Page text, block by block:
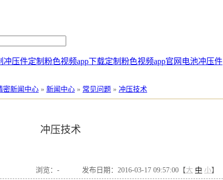
冲压件定制 粉色视频app下载定制 粉色视频app官网电池冲压件
密新闻中心 » 新闻中心 » 常见问题 » 冲压技术
冲压技术
浏览： - 发布日期：2016-03-17 09:57:00【大 中 小】